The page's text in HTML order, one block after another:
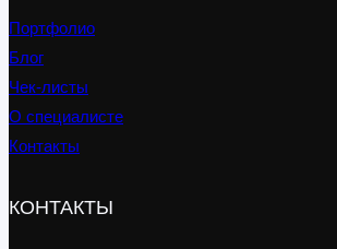
Портфолио
Блог
Чек-листы
О специалисте
Контакты
КОНТАКТЫ